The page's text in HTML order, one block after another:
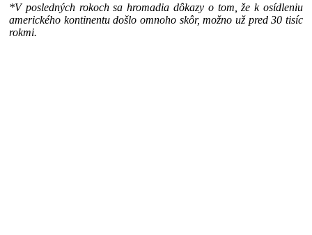
*V posledných rokoch sa hromadia dôkazy o tom, že k osídleniu
amerického kontinentu došlo omnoho skôr, možno už pred 30 tisíc
rokmi.